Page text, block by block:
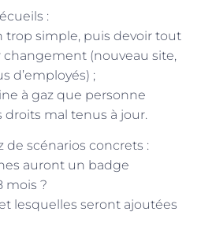
:
trop simple, puis devoir tout
(nouveau site,
d’employés) ;
à gaz que personne
droits mal tenus à jour.
de scénarios concrets :
auront un badge
mois ?
lesquelles seront ajoutées